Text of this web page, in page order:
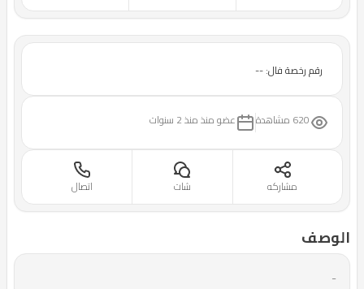
رقم رخصة فال: --
620 مشاهدة عضو منذمنذ 2 سنوات
اتصال شات مشاركه
الوصف
-